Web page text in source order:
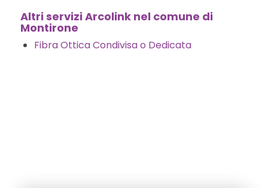
Altri servizi Arcolink nel comune di
Montirone
Fibra Ottica Condivisa o Dedicata